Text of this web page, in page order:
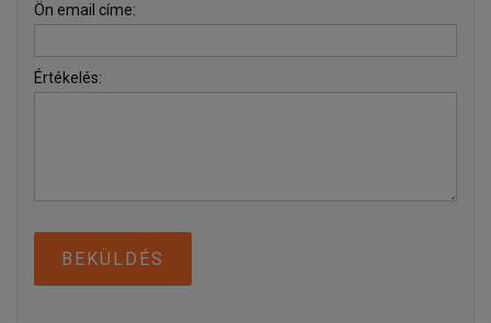
Ön email címe:
Értékelés:
BEKÜLDÉS